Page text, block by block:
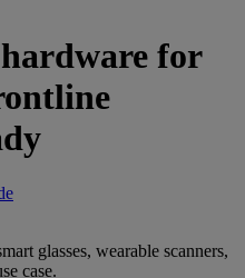
hardware for
glasses, wearable scanners,
case.